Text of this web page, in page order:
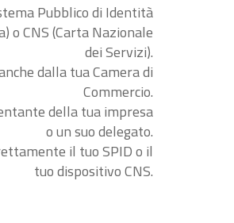
Pubblico di Identità
o CNS (Carta Nazionale
dei Servizi).
dalla tua Camera di
Commercio.
della tua impresa
o un suo delegato.
il tuo SPID o il
tuo dispositivo CNS.